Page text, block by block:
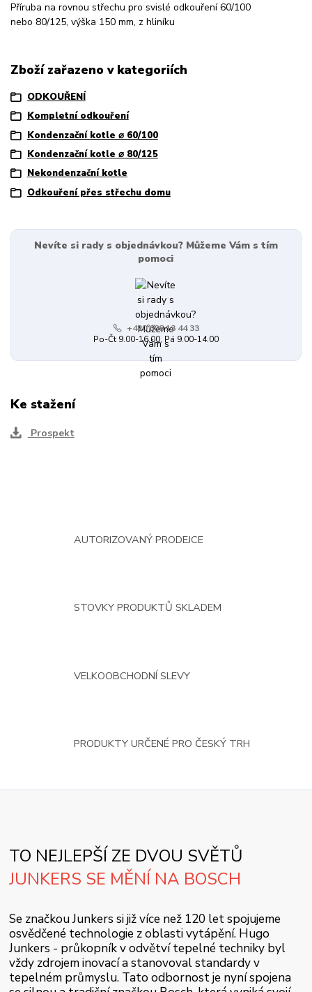
Příruba na rovnou střechu pro svislé odkouření 60/100
nebo 80/125, výška 150 mm, z hliníku
Zboží zařazeno v kategoriích
ODKOUŘENÍ
Kompletní odkouření
Kondenzační kotle ⌀ 60/100
Kondenzační kotle ⌀ 80/125
Nekondenzační kotle
Odkouření přes střechu domu
Nevíte si rady s objednávkou? Můžeme Vám s tím
pomoci
+420 608 13 44 33
Po-Čt 9.00-16.00, Pá 9.00-14.00
Ke stažení
Prospekt
AUTORIZOVANÝ PRODEJCE
STOVKY PRODUKTŮ SKLADEM
VELKOOBCHODNÍ SLEVY
PRODUKTY URČENÉ PRO ČESKÝ TRH
TO NEJLEPŠÍ ZE DVOU SVĚTŮ
JUNKERS SE MĚNÍ NA BOSCH
Se značkou Junkers si již více než 120 let spojujeme
osvědčené technologie z oblasti vytápění. Hugo
Junkers - průkopník v odvětví tepelné techniky byl
vždy zdrojem inovací a stanovoval standardy v
tepelném průmyslu. Tato odbornost je nyní spojena